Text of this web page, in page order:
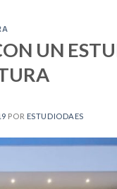
UN
POR ESTUDIODAES